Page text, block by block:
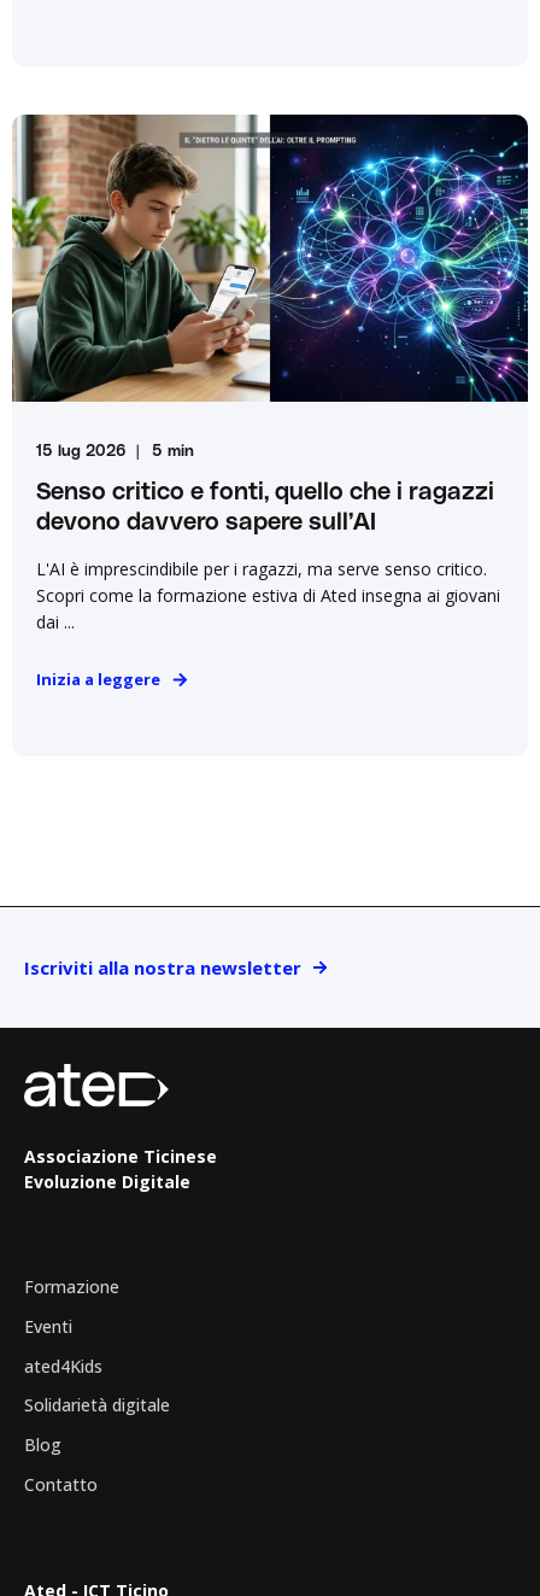
15 lug 2026 5 min
Senso critico e fonti, quello che i ragazzi
devono davvero sapere sull’AI
L'AI è imprescindibile per i ragazzi, ma serve senso critico.
Scopri come la formazione estiva di Ated insegna ai giovani
dai ...
Inizia a leggere
Iscriviti alla nostra newsletter
Associazione Ticinese
Evoluzione Digitale
Formazione
Eventi
ated4Kids
Solidarietà digitale
Blog
Contatto
Ated - ICT Ticino